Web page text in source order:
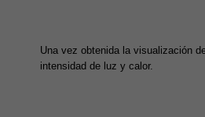
Una vez obtenida la visualización
intensidad de luz y calor.